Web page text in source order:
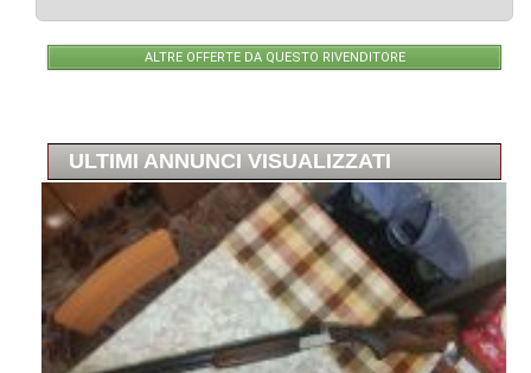
ALTRE OFFERTE DA QUESTO RIVENDITORE
ULTIMI ANNUNCI VISUALIZZATI